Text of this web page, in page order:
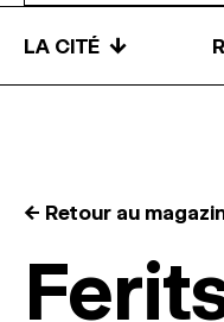
LA CITÉ ↓
← Retour au